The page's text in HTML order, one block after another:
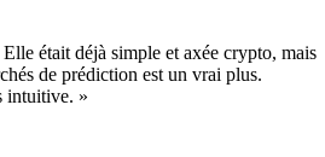
était déjà simple et axée crypto, mais
de prédiction est un vrai plus.
intuitive. »